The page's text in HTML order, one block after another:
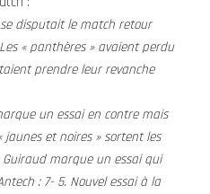
disputait le match retour
« panthères » avaient perdu
prendre leur revanche
un essai en contre mais
et noires » sortent les
marque un essai qui
: 7- 5. Nouvel essai à la